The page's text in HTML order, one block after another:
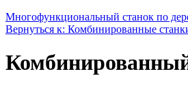
Многофункциональный станок по
Вернуться к: Комбинированные